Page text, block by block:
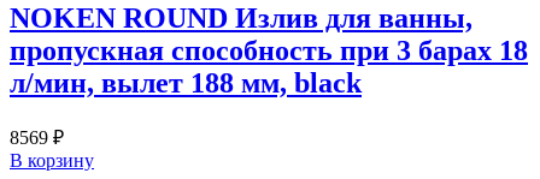
NOKEN ROUND Излив для ванны,
пропускная способность при 3 барах 18
л/мин, вылет 188 мм, black
8569 ₽
В корзину